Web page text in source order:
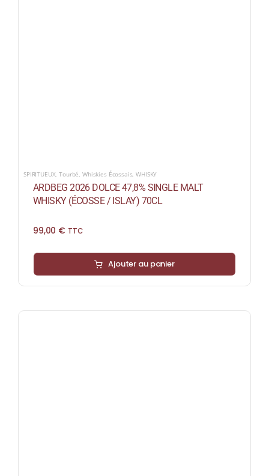
SPIRITUEUX,Tourbé, Whiskies Écossais,WHISKY
ARDBEG 2026 DOLCE 47,8% SINGLE MALT
WHISKY (ÉCOSSE / ISLAY) 70CL
99,00 € TTC
Ajouter au panier